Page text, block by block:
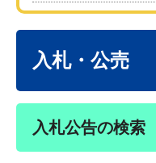
入札・公売
入札公告の検索